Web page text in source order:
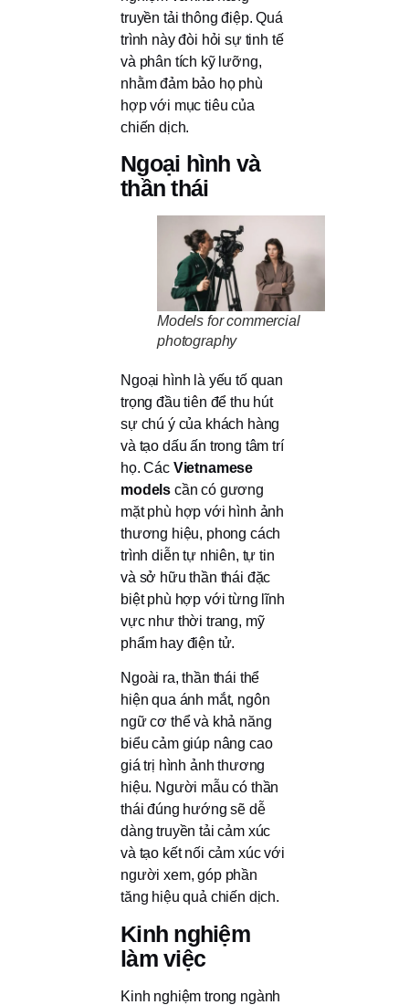
truyền tải thông điệp. Quá
trình này đòi hỏi sự tinh tế
và phân tích kỹ lưỡng,
nhằm đảm bảo họ phù
hợp với mục tiêu của
chiến dịch.
Ngoại hình và
thần thái
Models for commercial
photography
Ngoại hình là yếu tố quan
trọng đầu tiên để thu hút
sự chú ý của khách hàng
và tạo dấu ấn trong tâm trí
họ. Các Vietnamese
models cần có gương
mặt phù hợp với hình ảnh
thương hiệu, phong cách
trình diễn tự nhiên, tự tin
và sở hữu thần thái đặc
biệt phù hợp với từng lĩnh
vực như thời trang, mỹ
phẩm hay điện tử.
Ngoài ra, thần thái thể
hiện qua ánh mắt, ngôn
ngữ cơ thể và khả năng
biểu cảm giúp nâng cao
giá trị hình ảnh thương
hiệu. Người mẫu có thần
thái đúng hướng sẽ dễ
dàng truyền tải cảm xúc
và tạo kết nối cảm xúc với
người xem, góp phần
tăng hiệu quả chiến dịch.
Kinh nghiệm
làm việc
Kinh nghiệm trong ngành